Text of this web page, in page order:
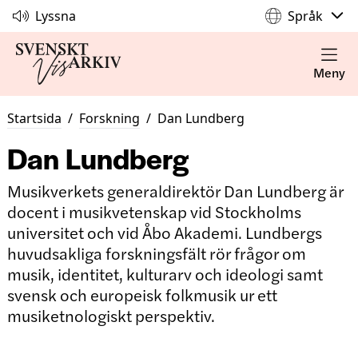
Lyssna Språk
Meny
Startsida / Forskning / Dan Lundberg
Dan Lundberg
Musikverkets generaldirektör Dan Lundberg är
docent i musikvetenskap vid Stockholms
universitet och vid Åbo Akademi. Lundbergs
huvudsakliga forskningsfält rör frågor om
musik, identitet, kulturarv och ideologi samt
svensk och europeisk folkmusik ur ett
musiketnologiskt perspektiv.